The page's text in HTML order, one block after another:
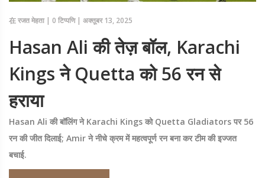
在रजत मेहता| 0 टिप्पणि| अक्तूबर 13, 2025
Hasan Ali की तेज़ बॉल, Karachi
Kings ने Quetta को 56 रन से
हराया
Hasan Ali की बॉलिंग ने Karachi Kings को Quetta Gladiators पर 56
रन की जीत दिलाई; Amir ने नीचे क्रम में महत्वपूर्ण रन बना कर टीम की इज्जत
बचाई.